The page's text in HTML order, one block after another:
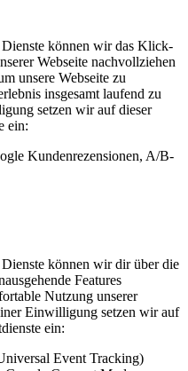
können wir das Klick-
Webseite nachvollziehen
unsere Webseite zu
insgesamt laufend zu
setzen wir auf dieser
ein:
Kundenrezensionen, A/B-
können wir dir über die
Features
Nutzung unserer
Einwilligung setzen wir auf
ein:
Event Tracking)